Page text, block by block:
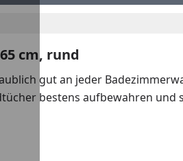
cm, rund
gut an jeder
bestens aufbewahren und